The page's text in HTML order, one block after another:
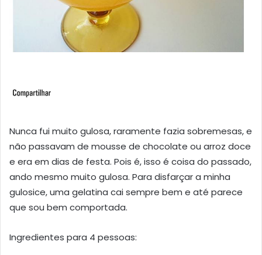
Nunca fui muito gulosa, raramente fazia sobremesas, e
não passavam de mousse de chocolate ou arroz doce
e era em dias de festa. Pois é, isso é coisa do passado,
ando mesmo muito gulosa. Para disfarçar a minha
gulosice, uma gelatina cai sempre bem e até parece
que sou bem comportada.
Ingredientes para 4 pessoas: